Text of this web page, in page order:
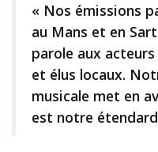
« Nos émissions
au Mans et en
parole aux
et élus locaux.
musicale met en
est notre